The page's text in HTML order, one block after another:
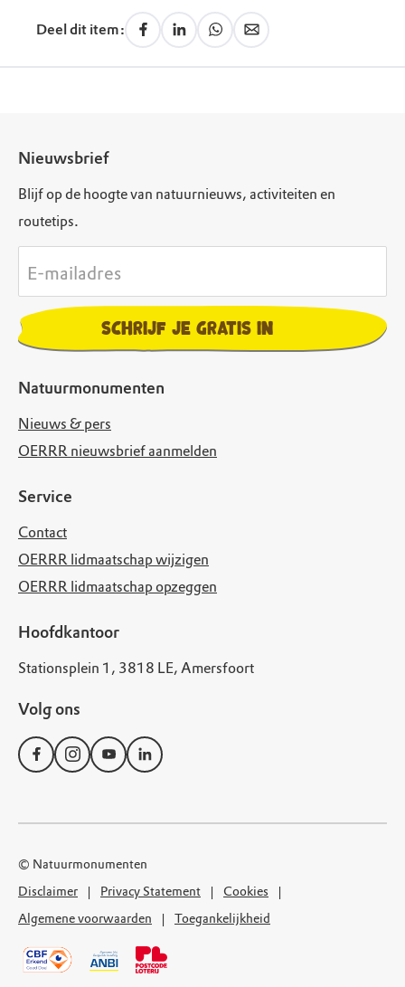
Deel dit item:
Natuurmonumenten
Nieuws & pers
OERRR nieuwsbrief aanmelden
Service
Contact
OERRR lidmaatschap wijzigen
OERRR lidmaatschap opzeggen
Hoofdkantoor
Stationsplein 1, 3818 LE, Amersfoort
Volg ons
Nieuwsbrief
Blijf op de hoogte van natuurnieuws, activiteiten en
routetips.
E-mailadres
Schrijf je gratis in
© Natuurmonumenten
Disclaimer
Privacy Statement
Cookies
Algemene voorwaarden
Toegankelijkheid